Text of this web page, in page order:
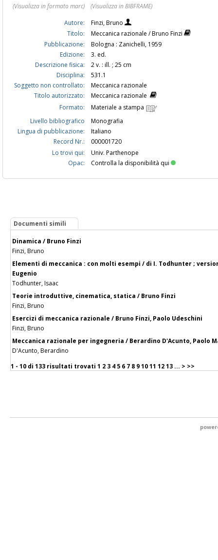
(Visualizza in formato marc)
(Visualizza in BIBFRAME)
Autore:
Finzi, Bruno
Titolo:
Meccanica razionale / Bruno Finzi
Pubblicazione:
Bologna : Zanichelli, 1959
Edizione:
3. ed.
Descrizione fisica:
2 v. : ill. ; 25 cm
Disciplina:
531.1
Soggetto non controllato:
Meccanica razionale
Titolo autorizzato:
Meccanica razionale
Formato:
Materiale a stampa
Livello bibliografico
Monografia
Lingua di pubblicazione:
Italiano
Record Nr.:
000001720
Lo trovi qui:
Univ. Parthenope
Opac:
Controlla la disponibilità qui
Documenti simili
Dinamica / Bruno Finzi
Finzi, Bruno
Elementi di meccanica : con molti esempi / di I. Todhunter ;
Eugenio
Todhunter, Isaac
Teorie introduttive, cinematica, statica / Bruno Finzi
Finzi, Bruno
Esercizi di meccanica razionale / Bruno Finzi, Paolo Udeschini
Finzi, Bruno
Meccanica razionale per ingegneria / Berardino D'Acunto, Paolo
D'Acunto, Berardino
1 - 10 di 133 risultati trovati 1 2 3 4 5 6 7 8 91011 1213 ... > >>